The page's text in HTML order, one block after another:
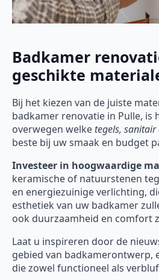
Badkamer
geschikte
Bij het kiezen van de juiste
badkamer renovatie in Pulle, is
overwegen welke tegels,
beste bij uw smaak en budget
Investeer in hoogwaardige
keramische of natuurstenen
en energiezuinige verlichting,
esthetiek van uw badkamer
ook duurzaamheid en comfort
Laat u inspireren door de
gebied van badkamerontwerp,
die zowel functioneel als